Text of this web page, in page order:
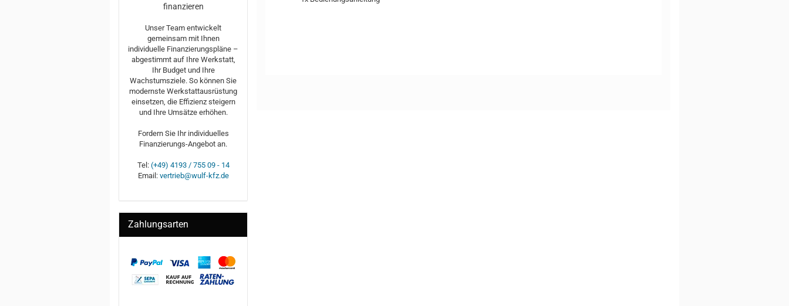
finanzieren
Unser Team entwickelt
gemeinsam mit Ihnen
individuelle Finanzierungspläne –
abgestimmt auf Ihre Werkstatt,
Ihr Budget und Ihre
Wachstumsziele. So können Sie
modernste Werkstattausrüstung
einsetzen, die Effizienz steigern
und Ihre Umsätze erhöhen.
Fordern Sie Ihr individuelles
Finanzierungs-Angebot an.
Tel: (+49) 4193 / 755 09 - 14
Email: vertrieb@wulf-kfz.de
Zahlungsarten